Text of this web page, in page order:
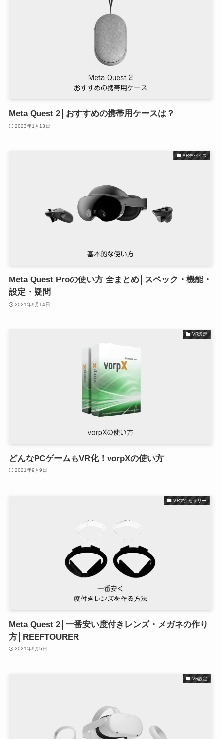
Meta Quest 2│おすすめの携帯用ケースは？
2023年1月13日
VRデバイス
Meta Quest Proの使い方 全まとめ│スペック・機能・
設定・疑問
2021年9月14日
VR設定
どんなPCゲームもVR化！vorpXの使い方
2021年9月9日
VRアクセサリー
Meta Quest 2│一番安い度付きレンズ・メガネの作り
方│REEFTOURER
2021年9月5日
VR設定